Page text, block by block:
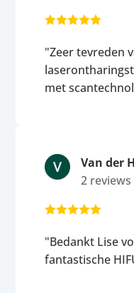

"Zeer tevreden
met
Van der
2 reviews

"Bedankt Lise
fantastische